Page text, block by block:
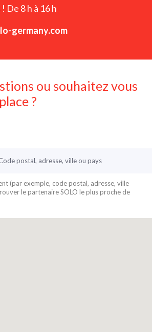
De 8 h à 16 h
germany.com
ou souhaitez vous
?
(par exemple, code postal, adresse, ville
le partenaire SOLO le plus proche de